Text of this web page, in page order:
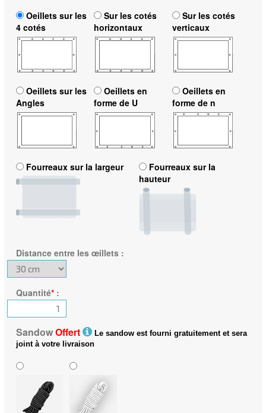
Oeillets sur les
4 cotés
Sur les cotés
horizontaux
Sur les cotés
verticaux
Oeillets sur les
Angles
Oeillets en
forme de U
Oeillets en
forme de n
Fourreaux sur la largeur
Fourreaux sur la
hauteur
Distance entre les œillets:
Quantité*:
SandowOffert
Le sandow est fourni gratuitement et sera
joint à votre livraison